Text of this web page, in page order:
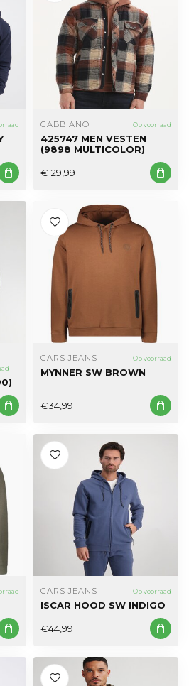
GABBIANO Op voorraad
425747 MEN VESTEN
(9898 MULTICOLOR)
€129,99
CARS JEANS Op voorraad
MYNNER SW BROWN
€34,99
CARS JEANS Op voorraad
ISCAR HOOD SW INDIGO
€44,99